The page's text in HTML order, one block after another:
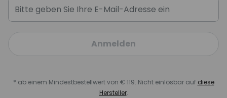
Anmelden
* ab einem Mindestbestellwert von € 119. Nicht einlösbar auf diese
Hersteller.